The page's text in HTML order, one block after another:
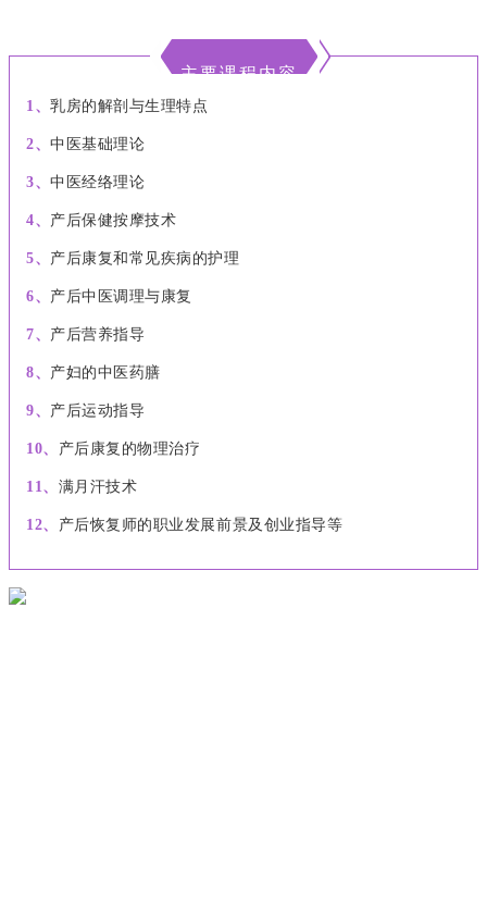
主要课程内容
1、乳房的解剖与生理特点
2、中医基础理论
3、中医经络理论
4、 产后保健按摩技术
5、 产后康复和常见疾病的护理
6、 产后中医调理与康复
7、 产后营养指导
8、 产妇的中医药膳
9、 产后运动指导
10、 产后康复的物理治疗
11、 满月汗技术
12、 产后恢复师的职业发展前景及创业指导等